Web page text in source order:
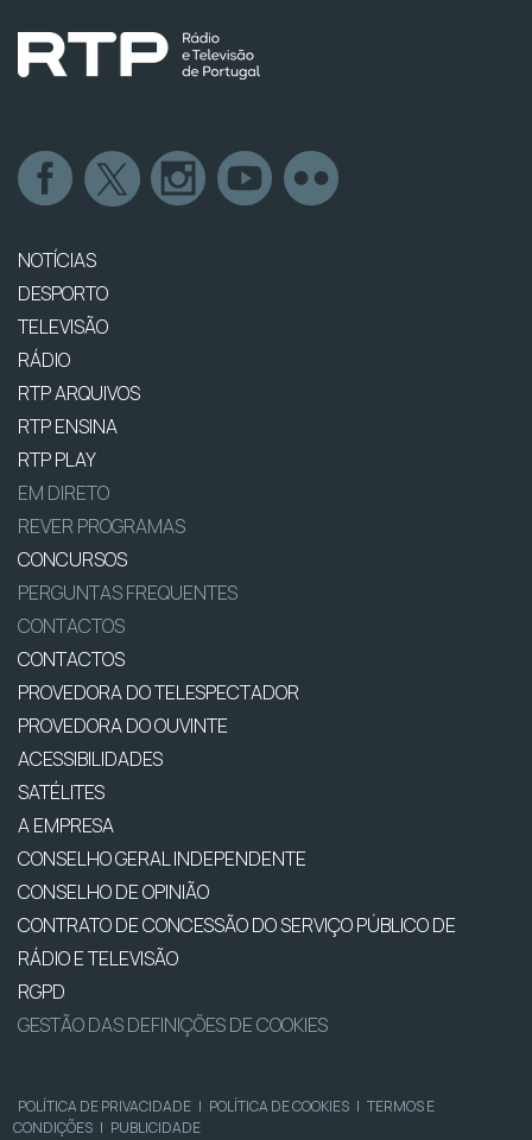
NOTÍCIAS
DESPORTO
TELEVISÃO
RÁDIO
RTP ARQUIVOS
RTP ENSINA
RTP PLAY
EM DIRETO
REVER PROGRAMAS
CONCURSOS
PERGUNTAS FREQUENTES
CONTACTOS
CONTACTOS
PROVEDORA DO TELESPECTADOR
PROVEDORA DO OUVINTE
ACESSIBILIDADES
SATÉLITES
A EMPRESA
CONSELHO GERAL INDEPENDENTE
CONSELHO DE OPINIÃO
CONTRATO DE CONCESSÃO DO SERVIÇO PÚBLICO DE
RÁDIO E TELEVISÃO
RGPD
GESTÃO DAS DEFINIÇÕES DE COOKIES
POLÍTICA DE PRIVACIDADE | POLÍTICA DE COOKIES | TERMOS E
CONDIÇÕES | PUBLICIDADE